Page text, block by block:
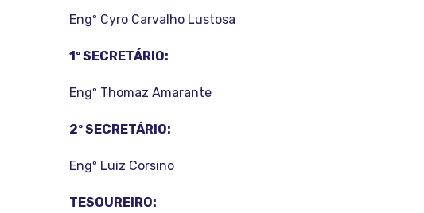
Engº Cyro Carvalho Lustosa
1º SECRETÁRIO:
Engº Thomaz Amarante
2º SECRETÁRIO:
Engº Luiz Corsino
TESOUREIRO: